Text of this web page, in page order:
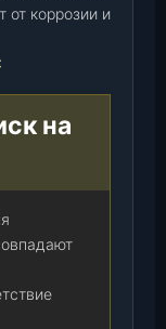
коррозии и
на